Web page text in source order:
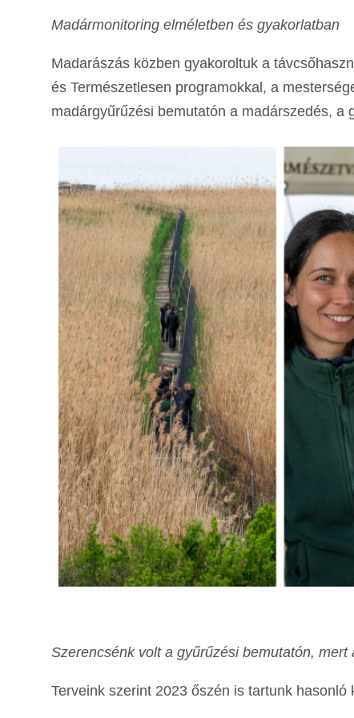
Madármonitoring elméletben és gyakorlatban
Madarászás közben gyakoroltuk a
és Természetlesen programokkal, a
madárgyűrűzési bemutatón a madárszedés,
Szerencsénk volt a gyűrűzési bemutatón,
Terveink szerint 2023 őszén is tartunk